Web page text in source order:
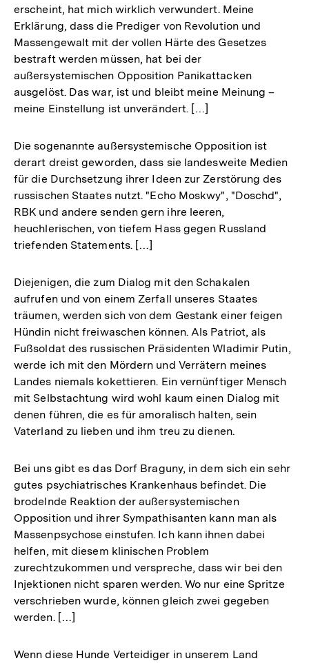
erscheint, hat mich wirklich verwundert. Meine
Erklärung, dass die Prediger von Revolution und
Massengewalt mit der vollen Härte des Gesetzes
bestraft werden müssen, hat bei der
außersystemischen Opposition Panikattacken
ausgelöst. Das war, ist und bleibt meine Meinung –
meine Einstellung ist unverändert. […]
Die sogenannte außersystemische Opposition ist
derart dreist geworden, dass sie landesweite Medien
für die Durchsetzung ihrer Ideen zur Zerstörung des
russischen Staates nutzt. "Echo Moskwy", "Doschd",
RBK und andere senden gern ihre leeren,
heuchlerischen, von tiefem Hass gegen Russland
triefenden Statements. […]
Diejenigen, die zum Dialog mit den Schakalen
aufrufen und von einem Zerfall unseres Staates
träumen, werden sich von dem Gestank einer feigen
Hündin nicht freiwaschen können. Als Patriot, als
Fußsoldat des russischen Präsidenten Wladimir Putin,
werde ich mit den Mördern und Verrätern meines
Landes niemals kokettieren. Ein vernünftiger Mensch
mit Selbstachtung wird wohl kaum einen Dialog mit
denen führen, die es für amoralisch halten, sein
Vaterland zu lieben und ihm treu zu dienen.
Bei uns gibt es das Dorf Braguny, in dem sich ein sehr
gutes psychiatrisches Krankenhaus befindet. Die
brodelnde Reaktion der außersystemischen
Opposition und ihrer Sympathisanten kann man als
Massenpsychose einstufen. Ich kann ihnen dabei
helfen, mit diesem klinischen Problem
zurechtzukommen und verspreche, dass wir bei den
Injektionen nicht sparen werden. Wo nur eine Spritze
verschrieben wurde, können gleich zwei gegeben
werden. […]
Wenn diese Hunde Verteidiger in unserem Land